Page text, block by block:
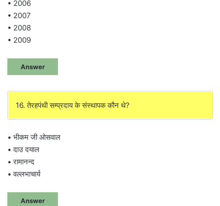
• 2006
• 2007
• 2008
• 2009
Answer
16. तेरहपंथी सम्प्रदाय के संस्थापक कौन थे?
• भीकम जी ओसवाल
• दाउ दयाल
• रामानन्द
• वल्लभाचार्य
Answer